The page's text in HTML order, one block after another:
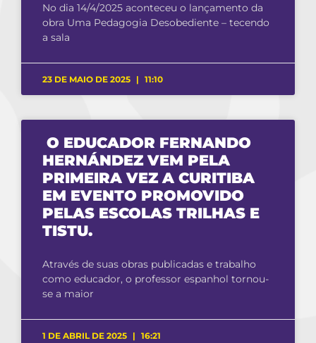
No dia 14/4/2025 aconteceu o lançamento da
obra Uma Pedagogia Desobediente – tecendo
a sala
23 DE MAIO DE 2025 11:10
O EDUCADOR FERNANDO
HERNÁNDEZ VEM PELA
PRIMEIRA VEZ A CURITIBA
EM EVENTO PROMOVIDO
PELAS ESCOLAS TRILHAS E
TISTU.
Através de suas obras publicadas e trabalho
como educador, o professor espanhol tornou-
se a maior
1 DE ABRIL DE 2025 16:21